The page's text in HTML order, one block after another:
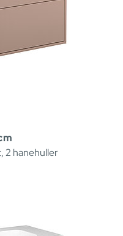
2 hanehuller